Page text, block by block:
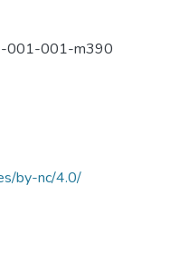
001-001-m390
by-nc/4.0/